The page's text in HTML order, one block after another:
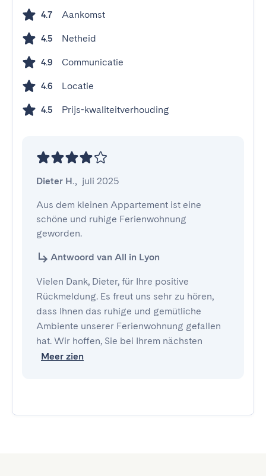
4.7 Aankomst
4.5 Netheid
4.9 Communicatie
4.6 Locatie
4.5 Prijs-kwaliteitverhouding
Dieter H., juli 2025
Aus dem kleinen Appartement ist eine
schöne und ruhige Ferienwohnung
geworden.
Antwoord van All in Lyon
Vielen Dank, Dieter, für Ihre positive
Rückmeldung. Es freut uns sehr zu hören,
dass Ihnen das ruhige und gemütliche
Ambiente unserer Ferienwohnung gefallen
hat. Wir hoffen, Sie bei Ihrem nächsten
Meer zien